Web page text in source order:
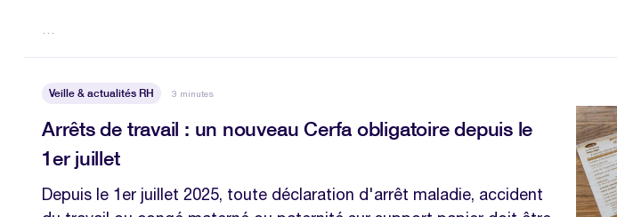
…
Veille & actualités RH 3 minutes
Arrêts de travail : un nouveau Cerfa obligatoire depuis le
1er juillet
Depuis le 1er juillet 2025, toute déclaration d'arrêt maladie, accident